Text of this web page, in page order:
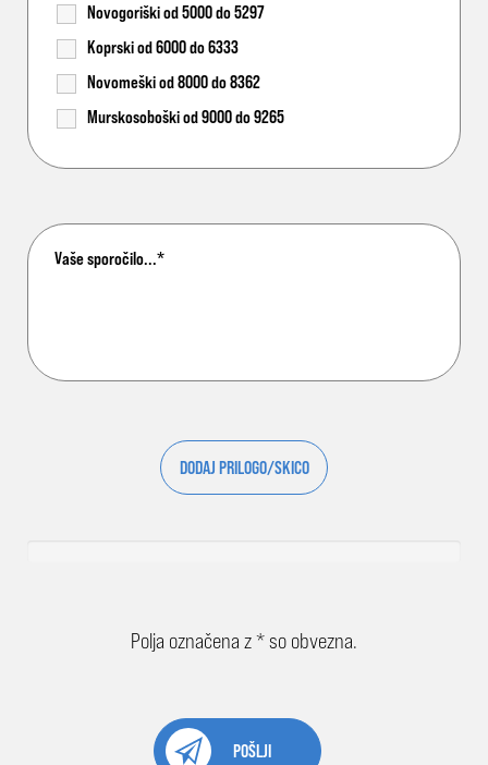
Novogoriški od 5000 do 5297
Koprski od 6000 do 6333
Novomeški od 8000 do 8362
Murskosoboški od 9000 do 9265
DODAJ PRILOGO/SKICO
Polja označena z * so obvezna.
POŠLJI